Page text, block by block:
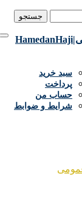
سبد خرید
پرداخت
حساب من
شرایط و ضوابط